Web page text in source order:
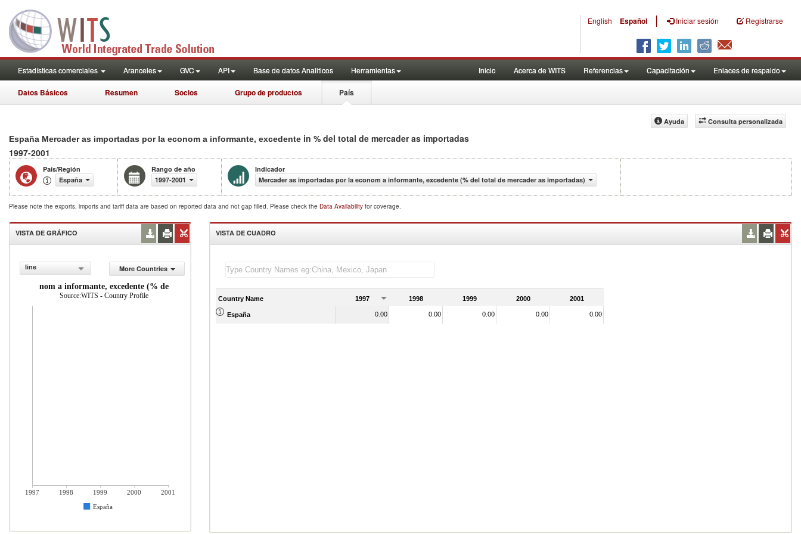
English Español | Iniciar sesión Registrarse
Estadísticas comerciales Aranceles GVC API Base de datos Analiticos Herramientas Inicio Acerca de WITS Referencias Capacitación Enlaces de respaldo
Datos Básicos Resumen Socios Grupo de productos País
Consulta personalizada
Ayuda
España Mercader as importadas por la econom a informante, excedente in % del total de mercader as importadas
1997-2001
País/Región
España
Rango de año
1997-2001
Indicador
Mercader as importadas por la econom a informante, excedente (% del total de mercader as importadas)
Please note the exports, imports and tariff data are based on reported data and not gap filled. Please check the Data Availability for coverage.
VISTA DE GRÁFICO
line
More Countries
por la econom a informante, excedente (% del total de mercader as importadas)
Source:WITS - Country Profile
1997 1998 1999 2000
2001
España
VISTA DE CUADRO
Country Name 1997 1998 1999 2000 2001
España 0.00 0.00 0.00 0.00 0.00